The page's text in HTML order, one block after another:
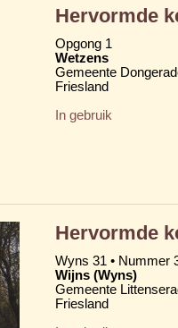
Hervormde
Opgong 1
Wetzens
Gemeente
Friesland
In gebruik
Hervormde
Wyns 31 • Nummer
Wijns (Wyns)
Gemeente
Friesland